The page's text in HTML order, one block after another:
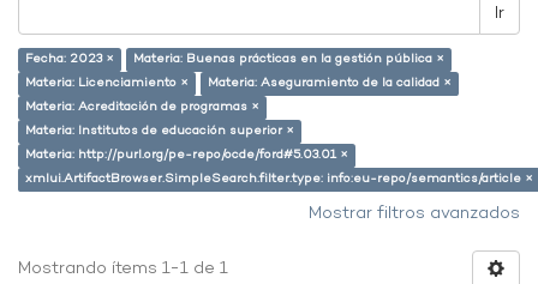
Ir
Fecha: 2023 ×
Materia: Buenas prácticas en la gestión pública ×
Materia: Licenciamiento ×
Materia: Aseguramiento de la calidad ×
Materia: Acreditación de programas ×
Materia: Institutos de educación superior ×
Materia: http://purl.org/pe-repo/ocde/ford#5.03.01 ×
xmlui.ArtifactBrowser.SimpleSearch.filter.type: info:eu-repo/semantics/article ×
Mostrar filtros avanzados
Mostrando ítems 1-1 de 1